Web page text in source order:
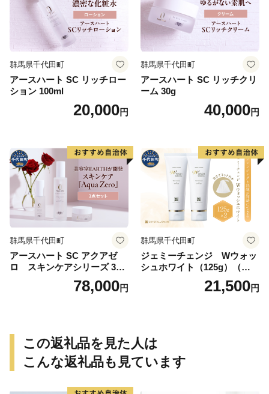
群馬県千代田町
アースハート SC リッチロー
ション 100ml
20,000円
群馬県千代田町
アースハート SC リッチクリ
ーム 30g
40,000円
群馬県千代田町
アースハート SC アクアゼ
ロ スキンケアシリーズ 3点
78,000円
群馬県千代田町
ジェミーチェンジ Wウォッ
シュホワイト（125g）（泡立
てネット付）×2本 群馬県 千
21,500円
この返礼品を見た人は
こんな返礼品も見ています